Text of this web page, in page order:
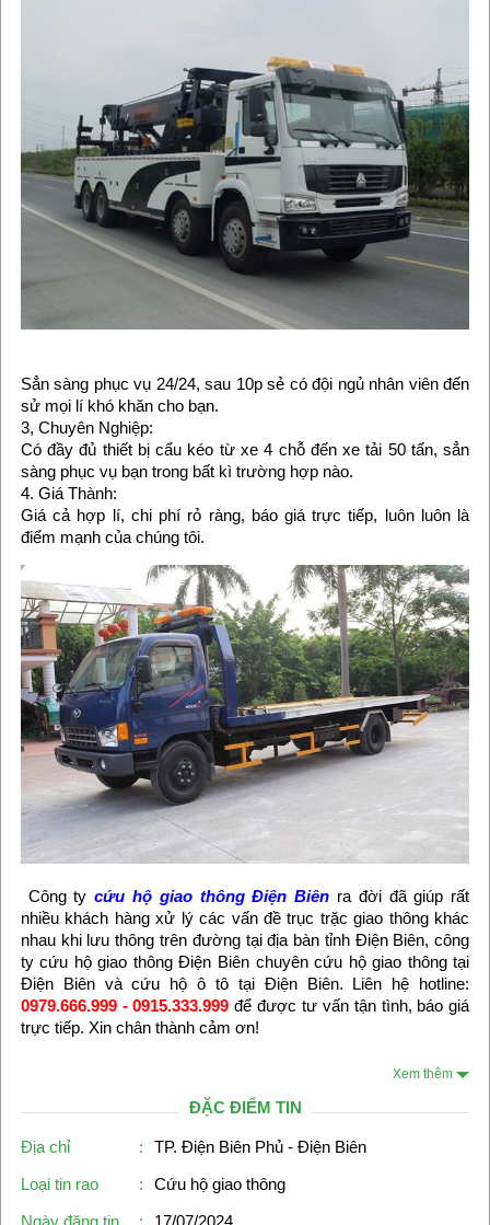
Sẳn sàng phục vụ 24/24, sau 10p sẻ có đội ngủ nhân viên đến
sử mọi lí khó khăn cho bạn.
3, Chuyên Nghiệp:
Có đầy đủ thiết bị cẩu kéo từ xe 4 chỗ đến xe tải 50 tấn, sẳn
sàng phục vụ bạn trong bất kì trường hợp nào.
4. Giá Thành:
Giá cả hợp lí, chi phí rỏ ràng, báo giá trực tiếp, luôn luôn là
điểm mạnh của chúng tôi.
Công tycứu hộ giao thông Điện Biên ra đời đã giúp rất
nhiều khách hàng xử lý các vấn đề trục trặc giao thông khác
nhau khi lưu thông trên đường tại địa bàn tỉnh Điện Biên, công
ty cứu hộ giao thông Điện Biên chuyên cứu hộ giao thông tại
Điện Biên và cứu hộ ô tô tại Điện Biên. Liên hệ hotline:
0979.666.999 - 0915.333.999 để được tư vấn tận tình, báo giá
trực tiếp. Xin chân thành cảm ơn!
Xem thêm
ĐẶC ĐIỂM TIN
Địa chỉ :
TP. Điện Biên Phủ - Điện Biên
Loại tin rao
:
Cứu hộ giao thông
Ngày đăng tin
: 17/07/2024